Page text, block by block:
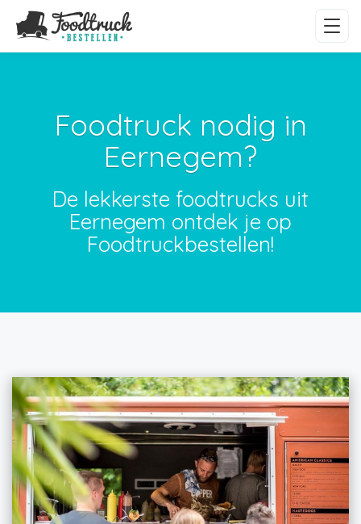
Foodtruck nodig in
Eernegem?
De lekkerste foodtrucks uit
Eernegem ontdek je op
Foodtruckbestellen!